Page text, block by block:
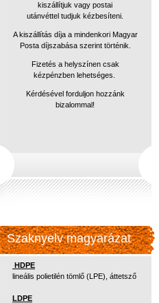
kiszállítjuk vagy postai
utánvétteltudjuk kézbesíteni.
A kiszállítás díja a mindenkori Magyar
Posta díjszabása szerint történik.
Fizetés a helyszínen csak
kézpénzben lehetséges.
Kérdésével forduljon hozzánk
bizalommal!
Szaknyelv magyarázat
HDPE
lineális polietilén tömlő (LPE), áttetsző
LDPE